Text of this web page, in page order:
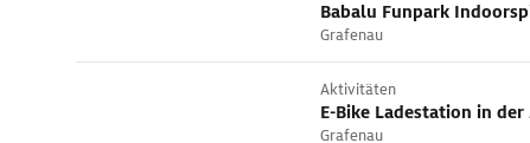
Babalu Funpark
Grafenau
Aktivitäten
E-Bike Ladestation in
Grafenau